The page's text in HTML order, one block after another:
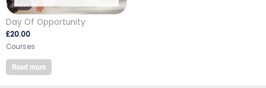
Day Of Opportunity
£20.00
Courses
Read more